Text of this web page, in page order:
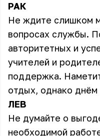
РАК
Не ждите слишком
вопросах службы.
авторитетных и
учителей и
поддержка.
отдых, однако днём
ЛЕВ
Не думайте о
необходимой